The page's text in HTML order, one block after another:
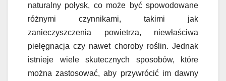
naturalny połysk, co może być spowodowane
różnymi czynnikami, takimi jak
zanieczyszczenia powietrza, niewłaściwa
pielęgnacja czy nawet choroby roślin. Jednak
istnieje wiele skutecznych sposobów, które
można zastosować, aby przywrócić im dawny